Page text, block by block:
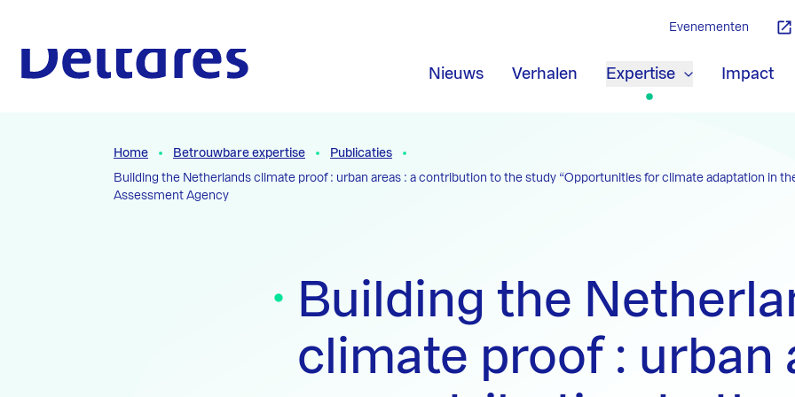
Nieuws Verhalen Expertise Impact
Evenementen
Home Betrouwbare expertise
Publicaties
Building the Netherlands climate proof : urban areas : a contribution to the study “Opportunities for climate adaptation in
Assessment Agency
Building the
climate proof : urban